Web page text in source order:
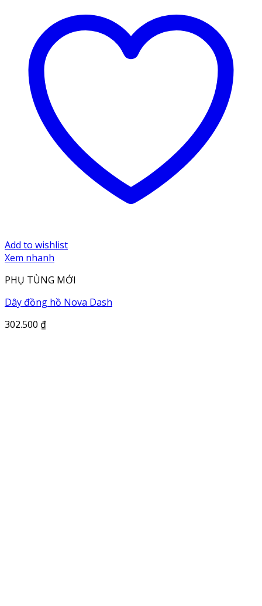
Add to wishlist
Xem nhanh
PHỤ TÙNG MỚI
Dây đồng hồ Nova Dash
302.500 ₫